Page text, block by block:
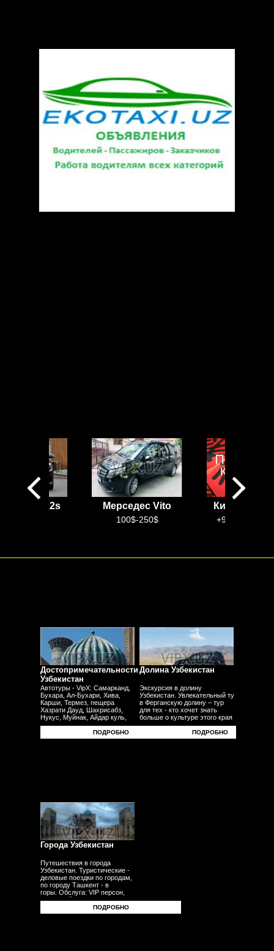
w222s Мерседес Vito
100$-250$
Китайский
+99899 888
Достопримечательности
Узбекистан
Автотуры - VipX: Самарканд,
Бухара, Ал-Бухари, Хива,
Карши, Термез, пещера
Хазрати Дауд, Шахрисабз,
Нукус, Муйнак, Айдар куль,
Юрта, Фергана, Андижан,
Наманган, Коканд - другие
города.
ПОДРОБНО
Долина Узбекистан
Экскурсия в долину
Узбекистан. Увлекательный тур
в Ферганскую долину – тур
для тех - кто хочет знать
больше о культуре этого края
- плодородных равнин
- узбекского традиционного ремесела.
ПОДРОБНО
Города Узбекистан
Путешествия в города
Узбекистан. Туристические -
деловые поездки по городам,
по городу Ташкент - в
горы. Обслуга: VIP персон,
делегаций, бизнесменов,
туристов, гостей,
корпоративных клиентов
ПОДРОБНО